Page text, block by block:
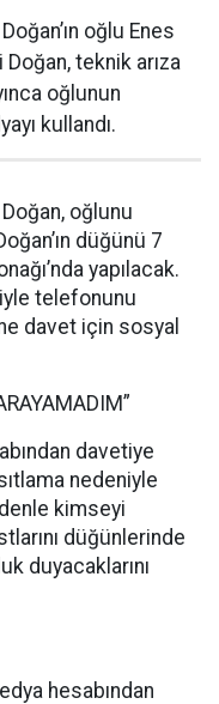
oğlu Enes
teknik arıza
oğlunun
kullandı.
oğlunu
düğünü 7
yapılacak.
telefonunu
davet için sosyal
davetiye
nedeniyle
kimseyi
düğünlerinde
duyacaklarını
hesabından